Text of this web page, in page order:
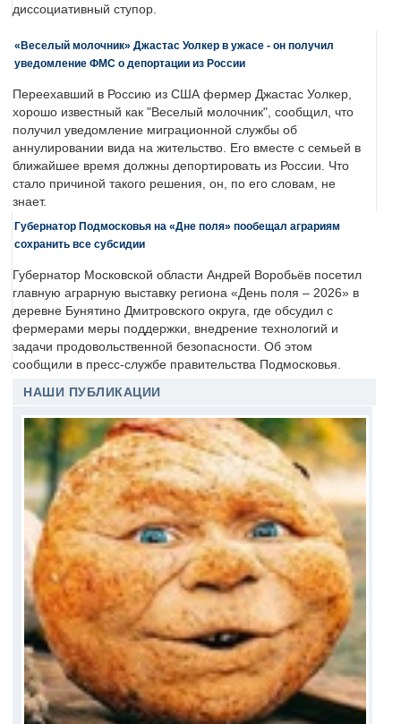
диссоциативный ступор.
«Веселый молочник» Джастас Уолкер в ужасе - он получил
уведомление ФМС о депортации из России
Переехавший в Россию из США фермер Джастас Уолкер,
хорошо известный как "Веселый молочник", сообщил, что
получил уведомление миграционной службы об
аннулировании вида на жительство. Его вместе с семьей в
ближайшее время должны депортировать из России. Что
стало причиной такого решения, он, по его словам, не
знает.
Губернатор Подмосковья на «Дне поля» пообещал аграриям
сохранить все субсидии
Губернатор Московской области Андрей Воробьёв посетил
главную аграрную выставку региона «День поля – 2026» в
деревне Бунятино Дмитровского округа, где обсудил с
фермерами меры поддержки, внедрение технологий и
задачи продовольственной безопасности. Об этом
сообщили в пресс-службе правительства Подмосковья.
НАШИ ПУБЛИКАЦИИ